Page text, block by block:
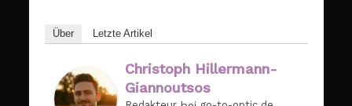
Über Letzte Artikel
Christoph Hillermann-
Giannoutsos